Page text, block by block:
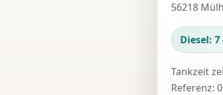
56218
Diesel: 7
Tankzeit
Referenz: